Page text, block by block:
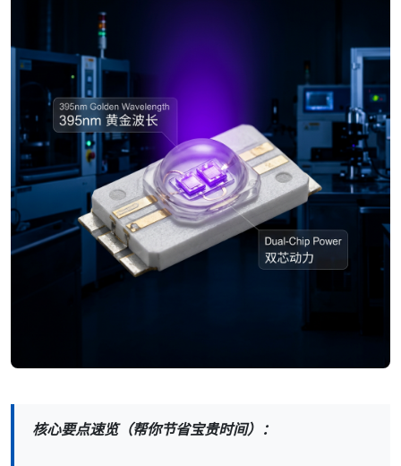
核心要点速览（帮你节省宝贵时间）：